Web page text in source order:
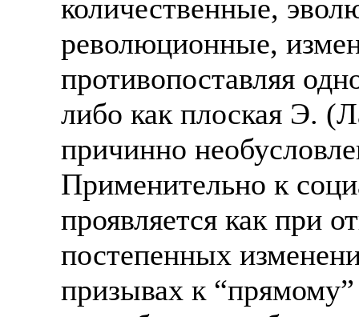
количественные,
революционные,
противопоставляя
либо как плоская Э.
причинно
Применительно к
проявляется как при
постепенных
призывах к